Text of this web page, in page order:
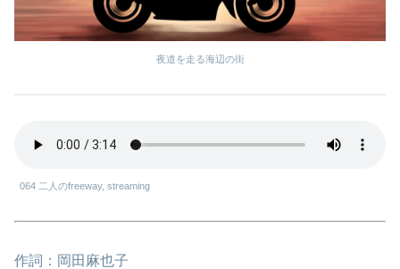
夜道を走る海辺の街
064 二人のfreeway, streaming
作詞：岡田麻也子